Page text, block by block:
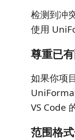
检测到冲
使用
尊重已
如果你项
VS Code
范围格